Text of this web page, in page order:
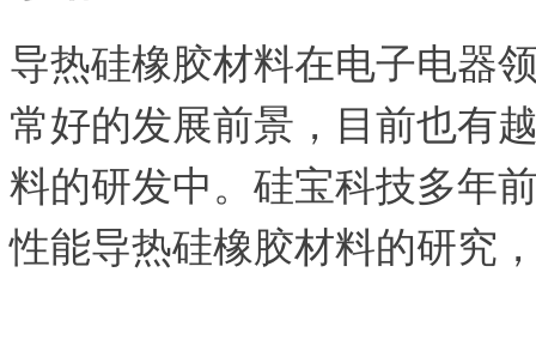
导热硅橡胶材料在电子电器
常好的发展前景，目前也有
料的研发中。 硅宝科技多年
性能导热硅橡胶材料的研究